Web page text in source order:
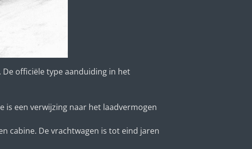
De officiële type aanduiding in het
is een verwijzing naar het laadvermogen
cabine. De vrachtwagen is tot eind jaren